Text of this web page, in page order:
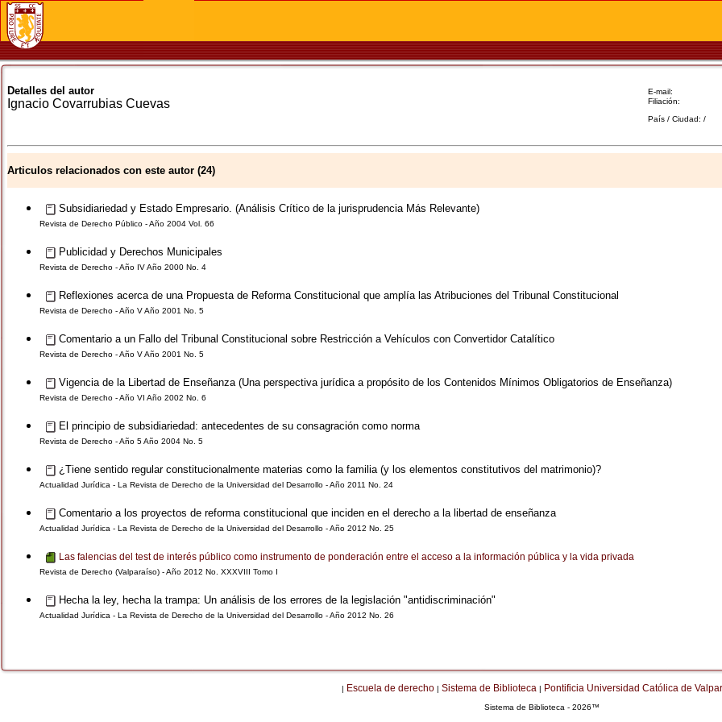
E-mail:
Filiación:
País / Ciudad: /
Detalles del autor
Ignacio Covarrubias Cuevas
Articulos relacionados con este autor (24)
Subsidiariedad y Estado Empresario. (Análisis Crítico de la jurisprudencia Más Relevante)
Revista de Derecho Público - Año 2004 Vol. 66
Publicidad y Derechos Municipales
Revista de Derecho - Año IV Año 2000 No. 4
Reflexiones acerca de una Propuesta de Reforma Constitucional que amplía las Atribuciones del Tribunal Constitucional
Revista de Derecho - Año V Año 2001 No. 5
Comentario a un Fallo del Tribunal Constitucional sobre Restricción a Vehículos con Convertidor Catalítico
Revista de Derecho - Año V Año 2001 No. 5
Vigencia de la Libertad de Enseñanza (Una perspectiva jurídica a propósito de los Contenidos Mínimos Obligatorios de Enseñanza)
Revista de Derecho - Año VI Año 2002 No. 6
El principio de subsidiariedad: antecedentes de su consagración como norma
Revista de Derecho - Año 5 Año 2004 No. 5
¿Tiene sentido regular constitucionalmente materias como la familia (y los elementos constitutivos del matrimonio)?
Actualidad Jurídica - La Revista de Derecho de la Universidad del Desarrollo - Año 2011 No. 24
Comentario a los proyectos de reforma constitucional que inciden en el derecho a la libertad de enseñanza
Actualidad Jurídica - La Revista de Derecho de la Universidad del Desarrollo - Año 2012 No. 25
Las falencias del test de interés público como instrumento de ponderación entre el acceso a la información pública y la vida privada
Revista de Derecho (Valparaíso) - Año 2012 No. XXXVIII Tomo I
Hecha la ley, hecha la trampa: Un análisis de los errores de la legislación "antidiscriminación"
Actualidad Jurídica - La Revista de Derecho de la Universidad del Desarrollo - Año 2012 No. 26
| Escuela de derecho | Sistema de Biblioteca | Pontificia Universidad Católica de
Sistema de Biblioteca - 2026™